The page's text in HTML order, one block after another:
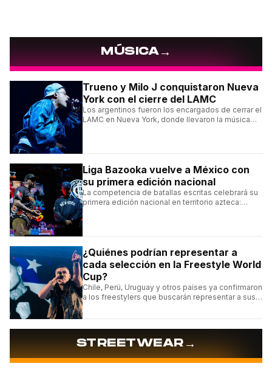
MÚSICA→
Trueno y Milo J conquistaron Nueva
York con el cierre del LAMC
Los argentinos fueron los encargados de cerrar el
LAMC en Nueva York, donde llevaron la música
Liga Bazooka vuelve a México con
su primera edición nacional
La competencia de batallas escritas celebrará su
primera edición nacional en territorio azteca:
¿Quiénes podrían representar a
cada selección en la Freestyle World
Cup?
Chile, Perú, Uruguay y otros países ya confirmaron
a los freestylers que buscarán representar a sus
STREETWEAR→